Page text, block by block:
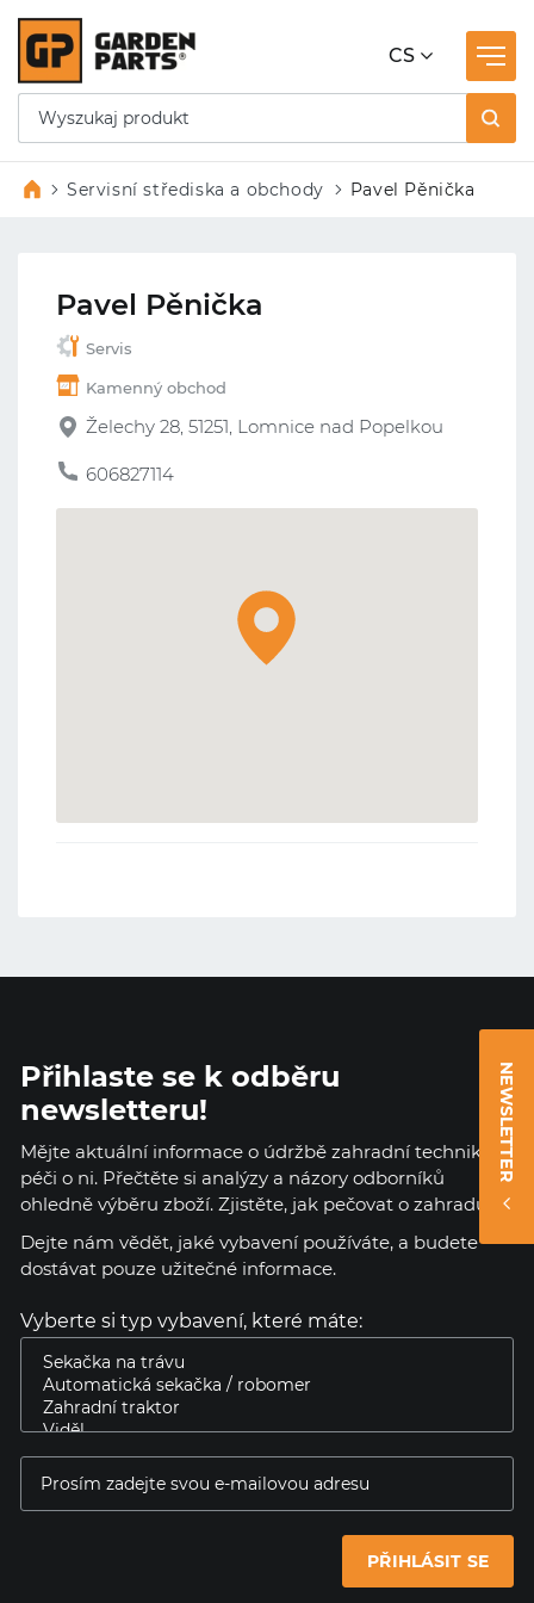
CS
Servisní střediska a obchody Pavel Pěnička
Pavel Pěnička
Servis
Kamenný obchod
Želechy 28, 51251, Lomnice nad Popelkou
606827114
NEWSLETTER
Přihlaste se k odběru
newsletteru!
Mějte aktuální informace o údržbě zahradní techniky a
péči o ni. Přečtěte si analýzy a názory odborníků
ohledně výběru zboží. Zjistěte, jak pečovat o zahradu.
Dejte nám vědět, jaké vybavení používáte, a budete
dostávat pouze užitečné informace.
Vyberte si typ vybavení, které máte:
PŘIHLÁSIT SE